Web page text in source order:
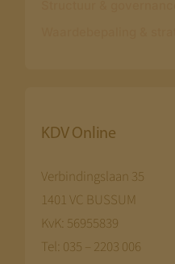
KDV Online
Verbindingslaan 35
1401 VC BUSSUM
KvK: 56955839
Tel: 035 – 2203 006